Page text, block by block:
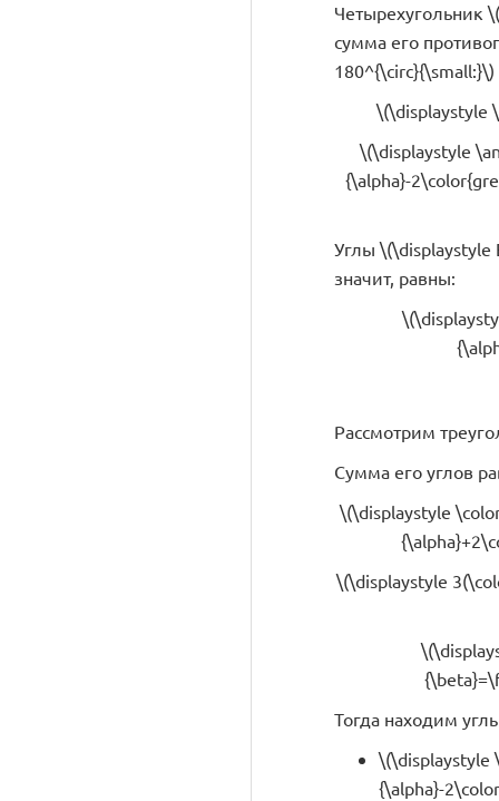
Четырехугольник
сумма его
180^{\circ}{\small:}\)
\(\displaystyle
\(\displaystyle
{\alpha}-
Углы \(\displaystyle
значит, равны:
Рассмотрим
Сумма его углов
\(\displaystyle
\(\displaystyle
Тогда находим
\(\displaystyle
{\alpha}-